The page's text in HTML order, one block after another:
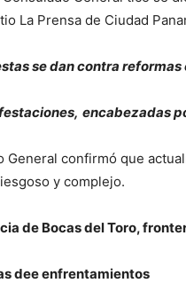
La Prensa de Ciudad
se dan contra reformas
encabezadas
General confirmó que
y complejo.
de Bocas del Toro,
dee enfrentamientos